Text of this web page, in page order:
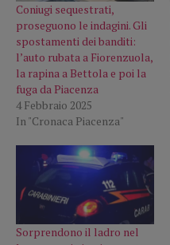
Coniugi sequestrati,
proseguono le indagini. Gli
spostamenti dei banditi:
l’auto rubata a Fiorenzuola,
la rapina a Bettola e poi la
fuga da Piacenza
4 Febbraio 2025
In "Cronaca Piacenza"
Sorprendono il ladro nel